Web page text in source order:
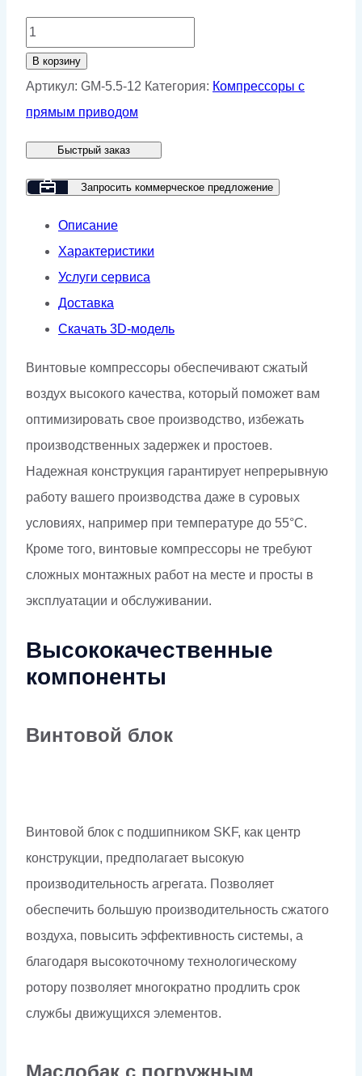
Количество
товара
Винтовой
компрессор
GM
5.5-
В корзину
Артикул: GM-5.5-12 Категория: Компрессоры с
прямым приводом
Быстрый заказ
Запросить коммерческое предложение
Описание
Характеристики
Услуги сервиса
Доставка
Скачать 3D-модель
Винтовые компрессоры обеспечивают сжатый
воздух высокого качества, который поможет вам
оптимизировать свое производство, избежать
производственных задержек и простоев.
Надежная конструкция гарантирует непрерывную
работу вашего производства даже в суровых
условиях, например при температуре до 55°C.
Кроме того, винтовые компрессоры не требуют
сложных монтажных работ на месте и просты в
эксплуатации и обслуживании.
Высококачественные
компоненты
Винтовой блок
Винтовой блок с подшипником SKF, как центр
конструкции, предполагает высокую
производительность агрегата. Позволяет
обеспечить большую производительность сжатого
воздуха, повысить эффективность системы, а
благодаря высокоточному технологическому
ротору позволяет многократно продлить срок
службы движущихся элементов.
Маслобак с погружным